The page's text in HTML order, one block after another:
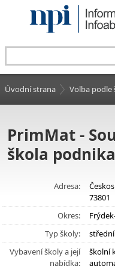
Úvodní strana Volba podle
PrimMat -
škola
Adresa:
73801
Okres:
Typ školy:
Vybavení školy a její
nabídka:
školní